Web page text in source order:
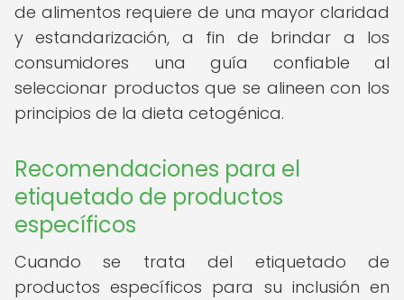
de alimentos requiere de una mayor claridad
y estandarización, a fin de brindar a los
consumidores una guía confiable al
seleccionar productos que se alineen con los
principios de la dieta cetogénica.
Recomendaciones para el
etiquetado de productos
específicos
Cuando se trata del etiquetado de
productos específicos para su inclusión en